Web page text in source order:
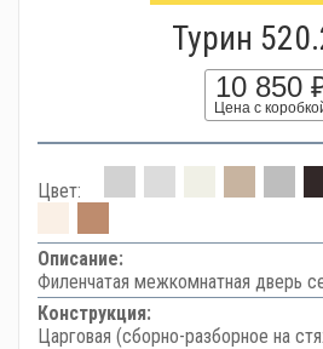
Турин
10 850
Цена с
Цвет:
Описание:
Филенчатая межкомнатная дверь
Конструкция:
Царговая (сборно-разборное на